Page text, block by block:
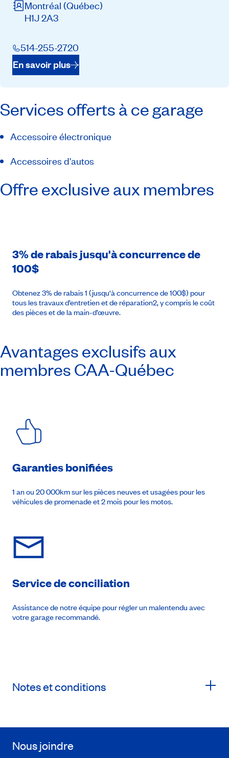
Montréal (Québec)
H1J 2A3
514-255-2720
En savoir plus
Services offerts à ce garage
Accessoire électronique
Accessoires d'autos
Offre exclusive aux membres
3% de rabais jusqu'à concurrence de
100$
Obtenez 3% de rabais 1 (jusqu'à concurrence de 100$) pour
tous les travaux d’entretien et de réparation2, y compris le coût
des pièces et de la main-d’œuvre.
Avantages exclusifs aux
membresCAA-Québec
Garanties bonifiées
1 an ou 20 000km sur les pièces neuves et usagées pour les
véhicules de promenade et 2 mois pour les motos.
Service de conciliation
Assistance de notre équipe pour régler un malentendu avec
votre garage recommandé.
Notes et conditions
Nous joindre